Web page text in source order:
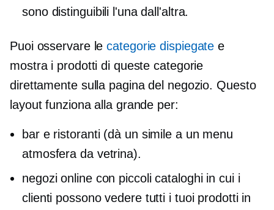
sono distinguibili l'una dall'altra.
Puoi osservare lecategorie dispiegate e
mostra i prodotti di queste categorie
direttamente sulla pagina del negozio. Questo
layout funziona alla grande per:
bar e ristoranti (dà un simile a un menu
atmosfera da vetrina).
negozi online con piccoli cataloghi in cui i
clienti possono vedere tutti i tuoi prodotti in